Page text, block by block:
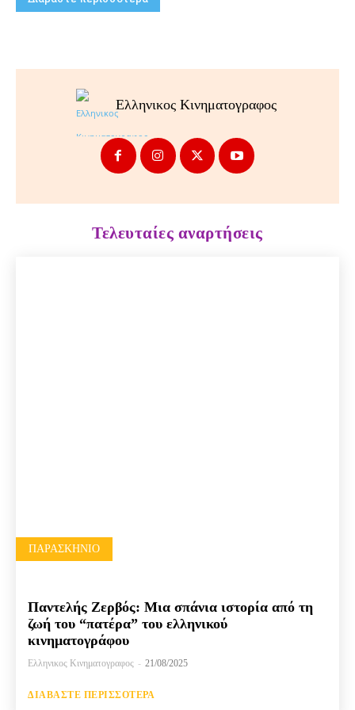
Ελληνικος Κινηματογραφος
Τελευταίες αναρτήσεις
ΠΑΡΑΣΚΉΝΙΟ
Παντελής Ζερβός: Μια σπάνια ιστορία από τη
ζωή του “πατέρα” του ελληνικού
κινηματογράφου
Ελληνικος Κινηματογραφος - 21/08/2025
ΔΙΑΒΆΣΤΕ ΠΕΡΙΣΣΌΤΕΡΑ